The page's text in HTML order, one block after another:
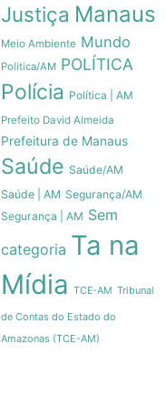
Justiça Manaus
Meio Ambiente Mundo
Politica/AM POLÍTICA
Polícia Política | AM
Prefeito David Almeida
Prefeitura de Manaus
Saúde Saúde/AM
Saúde | AM Segurança/AM
Segurança | AM Sem
categoria Ta na
Mídia TCE-AM Tribunal
de Contas do Estado do
Amazonas (TCE-AM)